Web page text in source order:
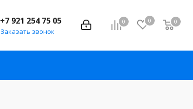
0 0 0
+7 921 254 75 05
Заказать звонок